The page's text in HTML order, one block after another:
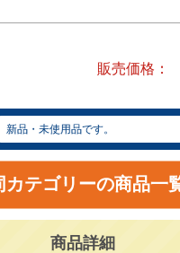
販売価格
新品・未使用品です。
カテゴリーの商品一
商品詳細